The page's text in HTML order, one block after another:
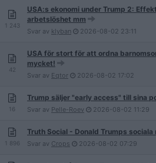
1 243
USA:s ekonomi under Trump 2:
arbetslöshet mm
Svar av klyban 2026-08-02 23:11
42
USA för stort för att ordna
mycket!
Svar av Eqtor 2026-08-02 17:02
16
Trump säljer "early access" till sina
Svar av Pelle-Roev 2026-08-02 11:29
1 896
Truth Social - Donald Trumps
Svar av Crops 2026-08-02 07:29